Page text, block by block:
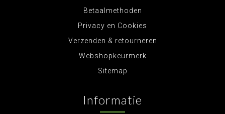
Betaalmethoden
Privacy en Cookies
Verzenden & retourneren
Webshopkeurmerk
Sitemap
Informatie